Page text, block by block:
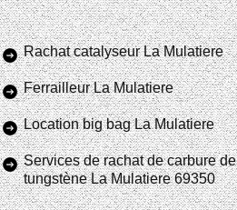
Rachat catalyseur La Mulatiere
Ferrailleur La Mulatiere
Location big bag La Mulatiere
Services de rachat de carbure de
tungstène La Mulatiere 69350